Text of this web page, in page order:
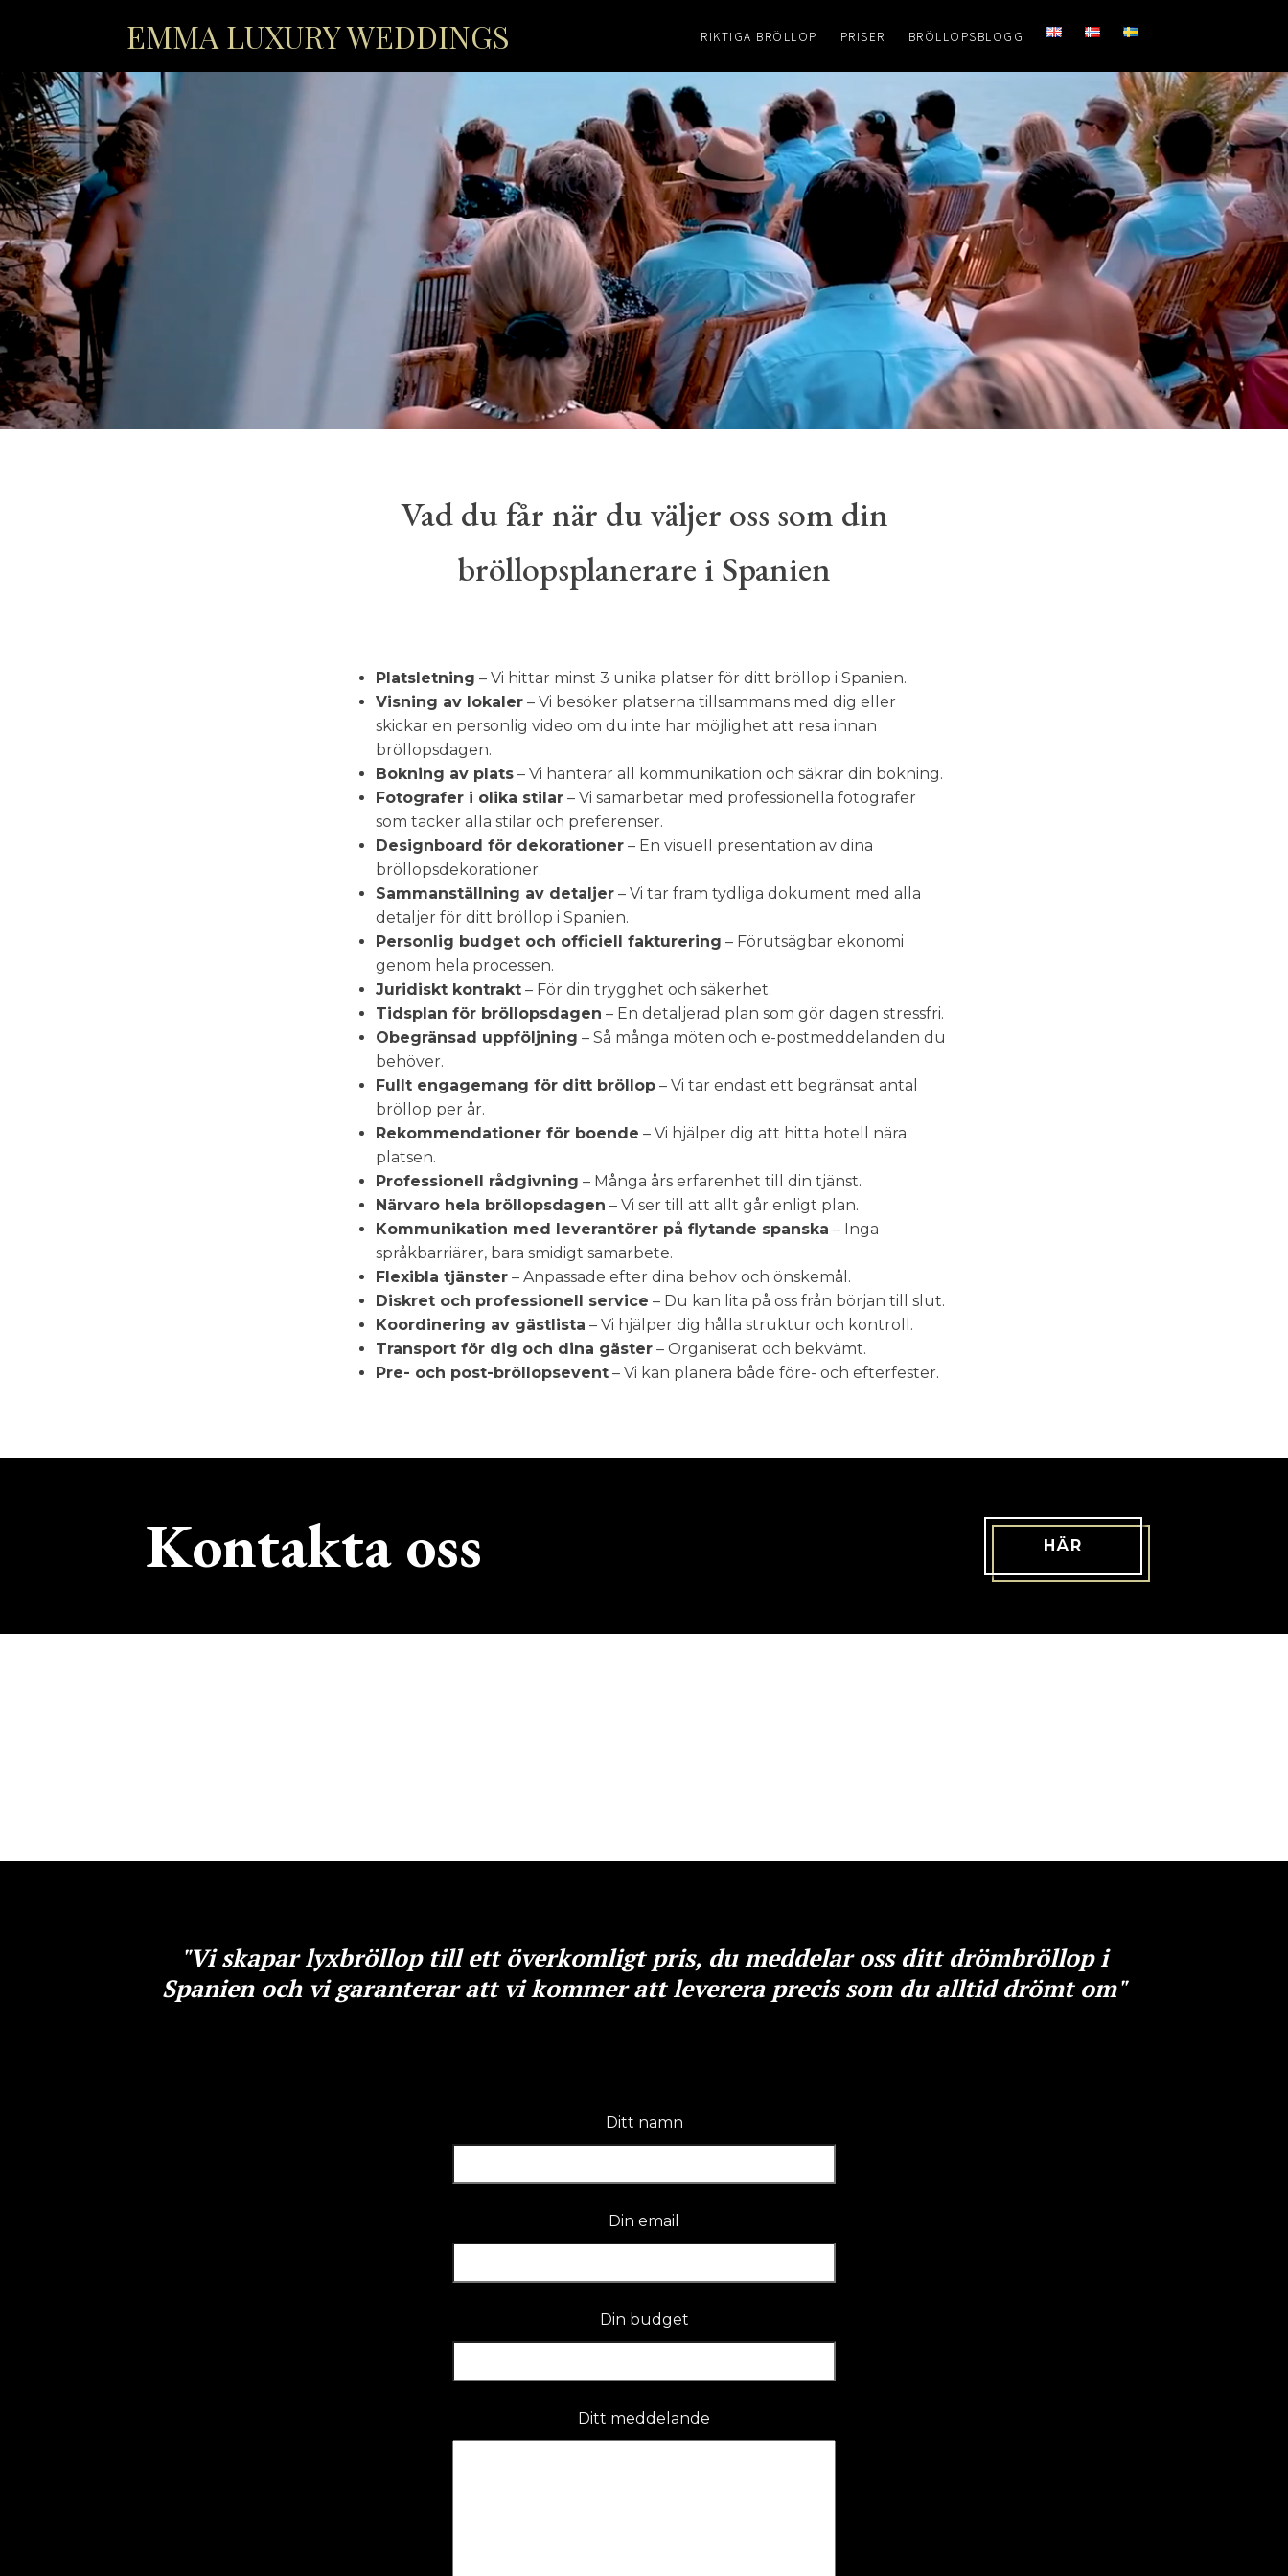
EMMA LUXURY WEDDINGS RIKTIGA BRÖLLOP PRISER BRÖLLOPSBLOGG
Vad du får när du väljer oss som din
bröllopsplanerare i Spanien
Platsletning – Vi hittar minst 3 unika platser för ditt bröllop i Spanien.
Visning av lokaler – Vi besöker platserna tillsammans med dig eller
skickar en personlig video om du inte har möjlighet att resa innan
bröllopsdagen.
Bokning av plats – Vi hanterar all kommunikation och säkrar din bokning.
Fotografer i olika stilar – Vi samarbetar med professionella fotografer
som täcker alla stilar och preferenser.
Designboard för dekorationer – En visuell presentation av dina
bröllopsdekorationer.
Sammanställning av detaljer – Vi tar fram tydliga dokument med alla
detaljer för ditt bröllop i Spanien.
Personlig budget och officiell fakturering – Förutsägbar ekonomi
genom hela processen.
Juridiskt kontrakt – För din trygghet och säkerhet.
Tidsplan för bröllopsdagen – En detaljerad plan som gör dagen stressfri.
Obegränsad uppföljning – Så många möten och e-postmeddelanden du
behöver.
Fullt engagemang för ditt bröllop – Vi tar endast ett begränsat antal
bröllop per år.
Rekommendationer för boende – Vi hjälper dig att hitta hotell nära
platsen.
Professionell rådgivning – Många års erfarenhet till din tjänst.
Närvaro hela bröllopsdagen – Vi ser till att allt går enligt plan.
Kommunikation med leverantörer på flytande spanska – Inga
språkbarriärer, bara smidigt samarbete.
Flexibla tjänster – Anpassade efter dina behov och önskemål.
Diskret och professionell service – Du kan lita på oss från början till slut.
Koordinering av gästlista – Vi hjälper dig hålla struktur och kontroll.
Transport för dig och dina gäster – Organiserat och bekvämt.
Pre- och post-bröllopsevent – Vi kan planera både före- och efterfester.
Kontakta oss HÄR
"Vi skapar lyxbröllop till ett överkomligt pris, du meddelar oss ditt drömbröllop i
Spanien och vi garanterar att vi kommer att leverera precis som du alltid drömt om"
Ditt namn
Din email
Din budget
Ditt meddelande